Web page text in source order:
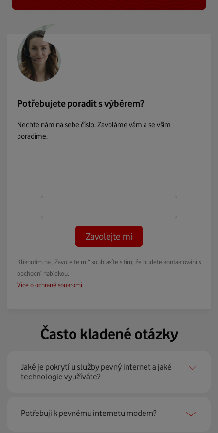
Potřebujete poradit s výběrem?
Nechte nám na sebe číslo. Zavoláme vám a se vším
poradíme.
Zavolejte mi
Kliknutím na „Zavolejte mi“ souhlasíte s tím, že budete kontaktováni s
obchodní nabídkou.
Více o ochraně soukromí.
Často kladené otázky
Jaké je pokrytí u služby pevný internet a jaké
technologie využíváte?
Pevný internet můžeme nabídnout
domácností
Potřebuji k pevnému internetu modem?